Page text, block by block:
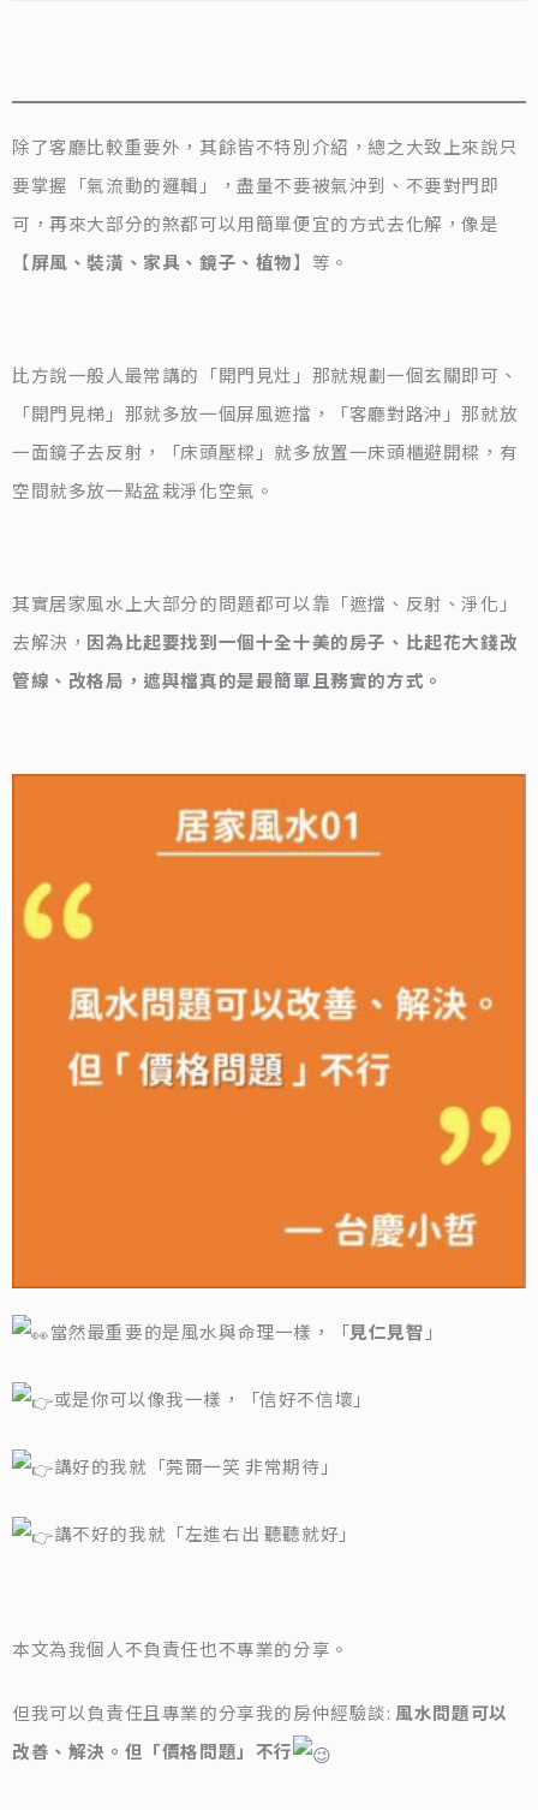
除了客廳比較重要外，其餘皆不特別介紹，總之大致上來說只
要掌握「氣流動的邏輯」，盡量不要被氣沖到、不要對門即
可，再來大部分的煞都可以用簡單便宜的方式去化解，像是
【屏風、裝潢、家具、鏡子、植物】等。
比方說一般人最常講的「開門見灶」那就規劃一個玄關即可、
「開門見梯」那就多放一個屏風遮擋，「客廳對路沖」那就放
一面鏡子去反射，「床頭壓樑」就多放置一床頭櫃避開樑，有
空間就多放一點盆栽淨化空氣。
其實居家風水上大部分的問題都可以靠「遮擋、反射、淨化」
去解決， 因為比起要找到一個十全十美的房子、比起花大錢改
管線、改格局，遮與檔真的是最簡單且務實的方式。
當然最重要的是風水與命理一樣，「見仁見智 」
或是你可以像我一樣，「信好不信壞」
講好的我就「莞爾一笑 非常期待」
講不好的我就「左進右出 聽聽就好」
本文為我個人不負責任也不專業的分享。
但我可以負責任且專業的分享我的房仲經驗談: 風水問題可以
改善、解決。但「價格問題」不行